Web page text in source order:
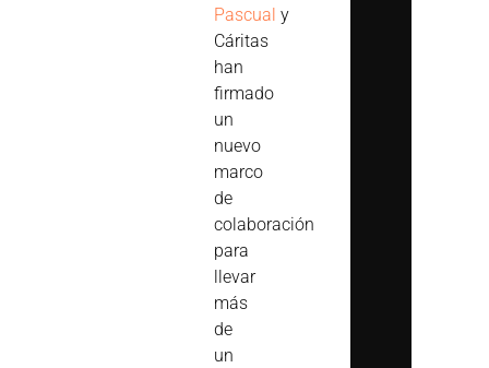
Pascual y
Cáritas
han
firmado
un
nuevo
marco
de
colaboración
para
llevar
más
de
un